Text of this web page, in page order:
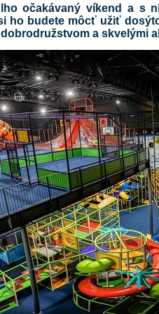
očakávaný víkend a s
ho budete môcť užiť
a skvelými